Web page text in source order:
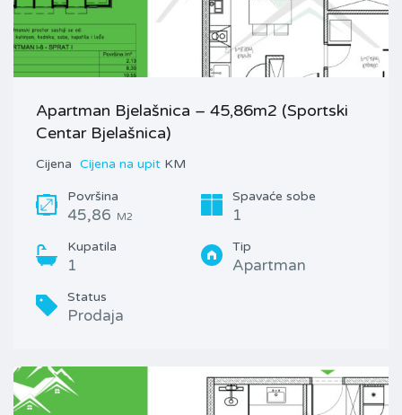
Apartman Bjelašnica – 45,86m2 (Sportski
Centar Bjelašnica)
Cijena Cijena na upit KM
Površina
45,86 M2
Spavaće sobe
1
Kupatila
1
Tip
Apartman
Status
Prodaja